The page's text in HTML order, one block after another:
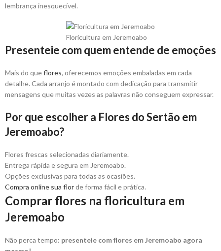
lembrança inesquecível.
Floricultura em Jeremoabo
Presenteie com quem entende de emoções
Mais do queflores, oferecemos emoções embaladas em cada
detalhe. Cada arranjo é montado com dedicação para transmitir
mensagens que muitas vezes as palavras não conseguem expressar.
Por que escolher a Flores do Sertão em
Jeremoabo?
Flores frescas selecionadas diariamente.
Entrega rápida e segura em Jeremoabo.
Opções exclusivas para todas as ocasiões.
Compra online sua florde forma fácil e prática.
Comprar flores na floricultura em
Jeremoabo
Não perca tempo: presenteie com flores em Jeremoabo agora